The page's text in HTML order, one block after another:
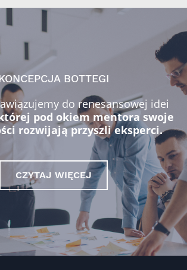
BOTTEGI
do renesansowej idei
pod okiem mentora swoje
rozwijają przyszli eksperci.
CZYTAJ WIĘCEJ